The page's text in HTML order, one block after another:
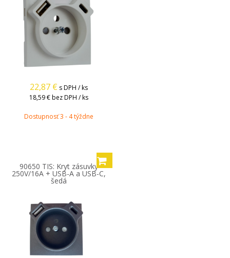
22,87 € s DPH / ks
18,59 €bez DPH / ks
Dostupnosť 3 - 4 týždne
90650 TIS: Kryt zásuvky
250V/16A + USB-A a USB-C,
šedá